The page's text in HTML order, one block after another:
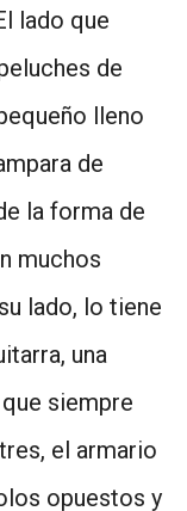
lado que
de
lleno
de
la forma de
muchos
lado, lo tiene
una
siempre
el armario
opuestos y